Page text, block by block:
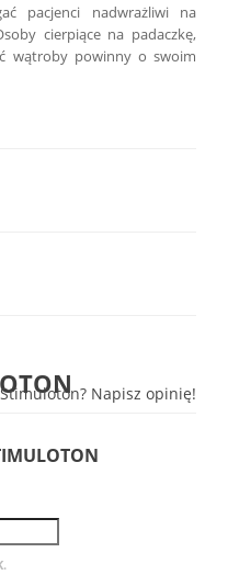
pacjenci nadwrażliwi na
cierpiące na padaczkę,
wątroby powinny o swoim
Napisz opinię!